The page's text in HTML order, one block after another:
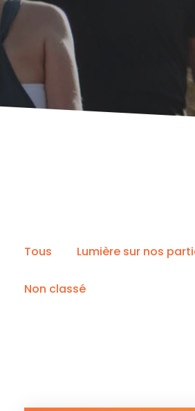
Tous Lumière sur nos
Non classé